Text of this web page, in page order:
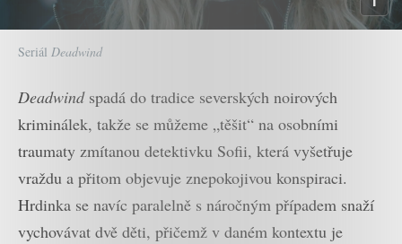
Seriál Deadwind
Deadwindspadá do tradice severských noirových
kriminálek, takže se můžeme „těšit“ na osobními
traumaty zmítanou detektivku Sofii, která vyšetřuje
vraždu a přitom objevuje znepokojivou konspiraci.
Hrdinka se navíc paralelně s náročným případem snaží
vychovávat dvě děti, přičemž v daném kontextu je